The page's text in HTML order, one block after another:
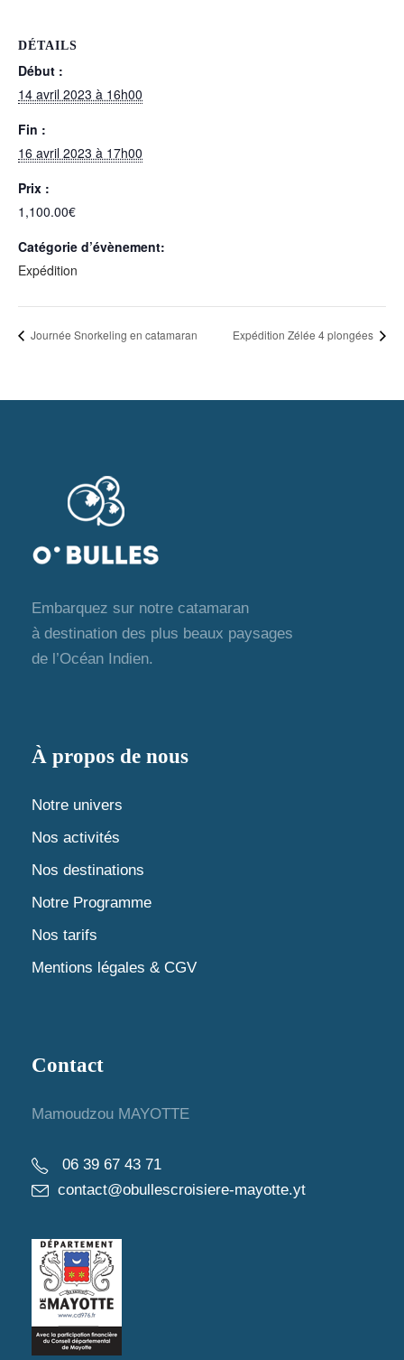
DÉTAILS
Début :
14 avril 2023 à 16h00
Fin :
16 avril 2023 à 17h00
Prix :
1,100.00€
Catégorie d’évènement:
Expédition
Journée Snorkeling en catamaran Expédition Zélée 4 plongées
Embarquez sur notre catamaran
à destination des plus beaux paysages
de l’Océan Indien.
À propos de nous
Notre univers
Nos activités
Nos destinations
Notre Programme
Nos tarifs
Mentions légales & CGV
Contact
Mamoudzou MAYOTTE
06 39 67 43 71
contact@obullescroisiere-mayotte.yt